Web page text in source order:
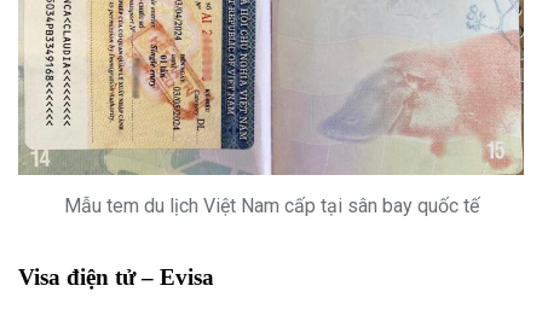
Mẫu tem du lịch Việt Nam cấp tại sân bay quốc tế
Visa điện tử – Evisa